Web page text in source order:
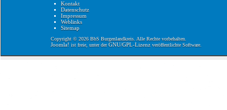
Kontakt
Datenschutz
Impressum
Weblinks
Sitemap
Copyright © 2026 BbS Burgenlandkreis. Alle Rechte vorbehalten.
Joomla! ist freie, unter derGNU/GPL-Lizenzveröffentlichte Software.